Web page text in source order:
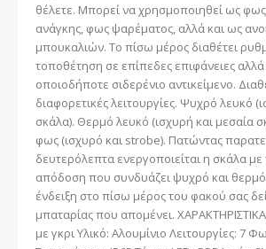
θέλετε. Μπορεί να χρησμοποιηθεί ως
ανάγκης, φως ψαρέματος, αλλά και ως
μπουκαλιών. Το πίσω μέρος διαθέτει
τοποθέτηση σε επίπεδες επιφάνειες αλλά
οποιοδήποτε σιδερένιο αντικείμενο.
διαφορετικές λειτουργίες. Ψυχρό λευκό
σκάλα). Θερμό λευκό (ισχυρή και μεσαία
φως (ισχυρό και strobe). Πατώντας
δευτερόλεπτα ενεργοποιείται η σκάλα
απόδοση που συνδυάζει ψυχρό και
ένδειξη στο πίσω μέρος του φακού σας
μπαταρίας που απομένει.
με γκρι Υλικό: Αλουμίνιο Λειτουργίες: 7